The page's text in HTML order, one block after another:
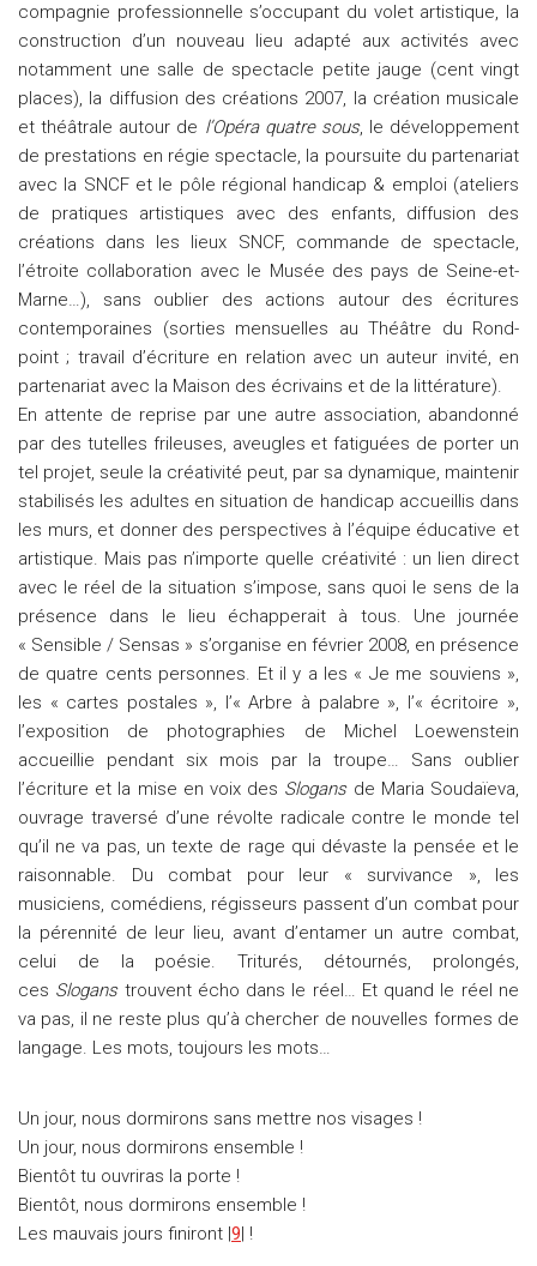
compagnie professionnelle s’occupant du volet artistique, la
construction d’un nouveau lieu adapté aux activités avec
notamment une salle de spectacle petite jauge (cent vingt
places), la diffusion des créations 2007, la création musicale
et théâtrale autour de l’Opéra quatre sous, le développement
de prestations en régie spectacle, la poursuite du partenariat
avec la SNCF et le pôle régional handicap & emploi (ateliers
de pratiques artistiques avec des enfants, diffusion des
créations dans les lieux SNCF, commande de spectacle,
l’étroite collaboration avec le Musée des pays de Seine-et-
Marne…), sans oublier des actions autour des écritures
contemporaines (sorties mensuelles au Théâtre du Rond-
point ; travail d’écriture en relation avec un auteur invité, en
partenariat avec la Maison des écrivains et de la littérature).
En attente de reprise par une autre association, abandonné
par des tutelles frileuses, aveugles et fatiguées de porter un
tel projet, seule la créativité peut, par sa dynamique, maintenir
stabilisés les adultes en situation de handicap accueillis dans
les murs, et donner des perspectives à l’équipe éducative et
artistique. Mais pas n’importe quelle créativité : un lien direct
avec le réel de la situation s’impose, sans quoi le sens de la
présence dans le lieu échapperait à tous. Une journée
« Sensible / Sensas » s’organise en février 2008, en présence
de quatre cents personnes. Et il y a les « Je me souviens »,
les « cartes postales », l’« Arbre à palabre », l’« écritoire »,
l’exposition de photographies de Michel Loewenstein
accueillie pendant six mois par la troupe… Sans oublier
l’écriture et la mise en voix des Slogansde Maria Soudaïeva,
ouvrage traversé d’une révolte radicale contre le monde tel
qu’il ne va pas, un texte de rage qui dévaste la pensée et le
raisonnable. Du combat pour leur « survivance », les
musiciens, comédiens, régisseurs passent d’un combat pour
la pérennité de leur lieu, avant d’entamer un autre combat,
celui de la poésie. Triturés, détournés, prolongés,
ces Sloganstrouvent écho dans le réel… Et quand le réel ne
va pas, il ne reste plus qu’à chercher de nouvelles formes de
langage. Les mots, toujours les mots…
Un jour, nous dormirons sans mettre nos visages !
Un jour, nous dormirons ensemble !
Bientôt tu ouvriras la porte !
Bientôt, nous dormirons ensemble !
Les mauvais jours finiront |9| !